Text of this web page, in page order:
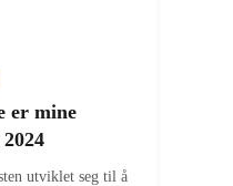
er mine
utviklet seg til å